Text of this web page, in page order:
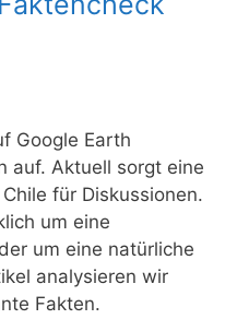
Google Earth
auf. Aktuell sorgt eine
für Diskussionen.
um eine
um eine natürliche
analysieren wir
Fakten.